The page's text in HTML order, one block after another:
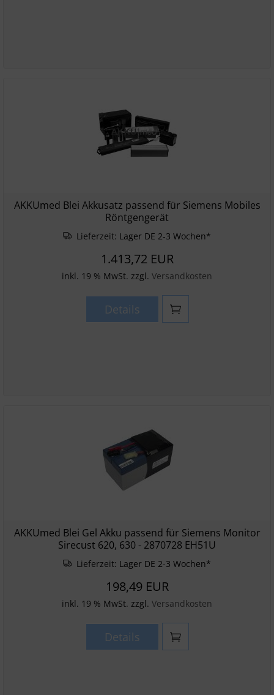
AKKUmed Blei Akkusatz passend für Siemens Mobiles
Röntgengerät
Lieferzeit: Lager DE 2-3 Wochen*
1.413,72 EUR
inkl. 19 % MwSt. zzgl. Versandkosten
Details
AKKUmed Blei Gel Akku passend für Siemens Monitor
Sirecust 620, 630 - 2870728 EH51U
Lieferzeit: Lager DE 2-3 Wochen*
198,49 EUR
inkl. 19 % MwSt. zzgl. Versandkosten
Details